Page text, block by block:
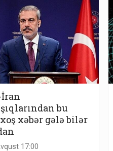
İran
bu
xəbər gələ bilər
17:00